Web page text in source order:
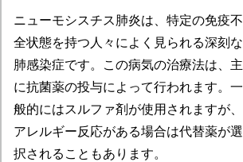
ニューモシスチス肺炎は、特定の免疫不
全状態を持つ人々によく見られる深刻な
肺感染症です。この病気の治療法は、主
に抗菌薬の投与によって行われます。一
般的にはスルファ剤が使用されますが、
アレルギー反応がある場合は代替薬が選
択されることもあります。